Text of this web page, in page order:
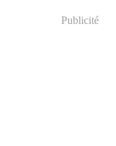
Publicité